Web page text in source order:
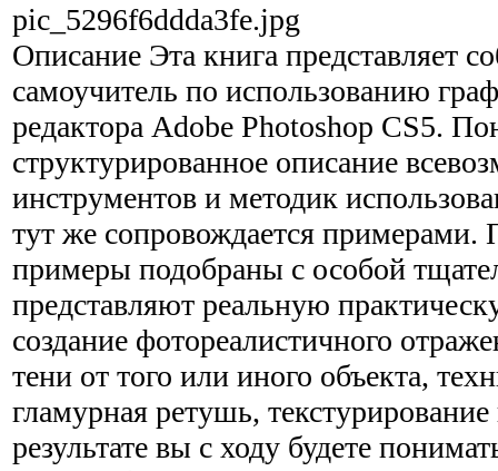
pic_5296f6ddda3fe.jpg
Описание Эта книга представляет
самоучитель по использованию
редактора Adobe Photoshop CS5.
структурированное описание
инструментов и методик
тут же сопровождается примерами.
примеры подобраны с особой
представляют реальную
создание фотореалистичного
тени от того или иного объекта,
гламурная ретушь,
результате вы с ходу будете